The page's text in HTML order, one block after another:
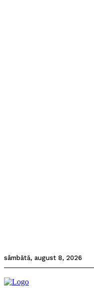
sâmbătă, august 8, 2026